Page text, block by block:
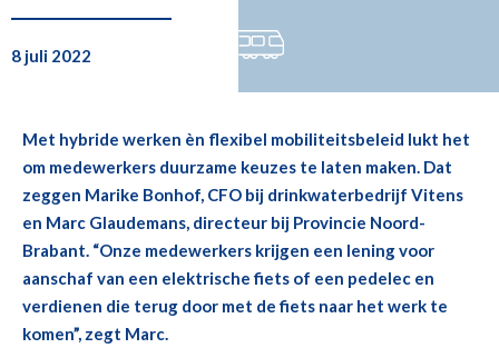
8 juli 2022
Met hybride werken èn flexibel mobiliteitsbeleid lukt het
om medewerkers duurzame keuzes te laten maken. Dat
zeggen Marike Bonhof, CFO bij drinkwaterbedrijf Vitens
en Marc Glaudemans, directeur bij Provincie Noord-
Brabant. “Onze medewerkers krijgen een lening voor
aanschaf van een elektrische fiets of een pedelec en
verdienen die terug door met de fiets naar het werk te
komen”, zegt Marc.